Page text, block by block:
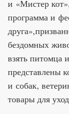
и «Мистер
программа и
бездомных
взять питомца
представлены
и собак,
товары для